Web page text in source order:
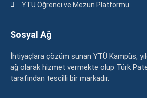
YTÜ Öğrenci ve Mezun Platformu
Sosyal Ağ
İhtiyaçlara çözüm sunan YTÜ Kampüs,
ağ olarak hizmet vermekte olup Türk
tarafından tescilli bir markadır.